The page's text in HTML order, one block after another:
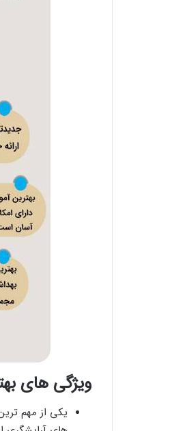
ویژگی های
یکی از مهم